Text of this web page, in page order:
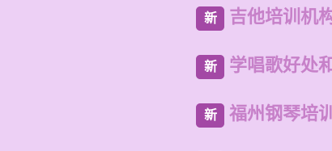
新 吉他培训机
新 学唱歌好处
新 福州钢琴培